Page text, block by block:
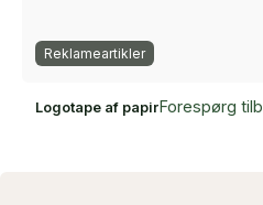
Reklameartikler
Logotape af papirForespørg